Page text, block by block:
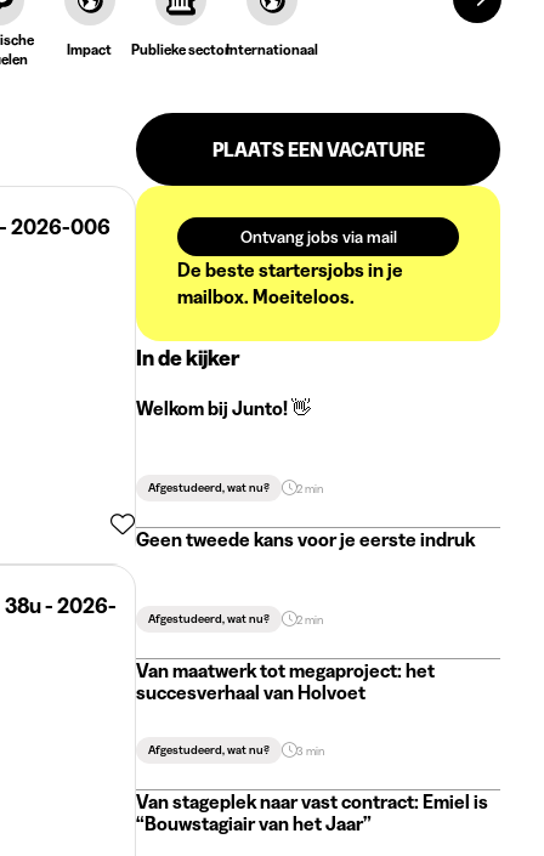
Impact Publieke sectorInternationaal
2026-006
PLAATS EEN VACATURE
Ontvang jobs via mail
De beste startersjobs in je
mailbox. Moeiteloos.
In de kijker
Welkom bij Junto! 👋
Afgestudeerd, wat nu? 2 min
Geen tweede kans voor je eerste indruk
Afgestudeerd, wat nu? 2 min
Van maatwerk tot megaproject: het
succesverhaal van Holvoet
Afgestudeerd, wat nu? 3 min
Van stageplek naar vast contract: Emiel is
“Bouwstagiair van het Jaar”